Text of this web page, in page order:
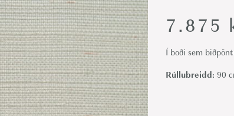
7.875
Í boði sem
Rúllubreidd: 90